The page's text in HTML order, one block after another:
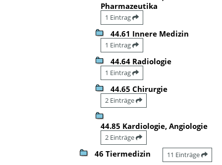
Pharmazeutika
1 Eintrag
44.61 Innere Medizin
1 Eintrag
44.64 Radiologie
1 Eintrag
44.65 Chirurgie
2 Einträge
44.85 Kardiologie, Angiologie
2 Einträge
46 Tiermedizin 11 Einträge